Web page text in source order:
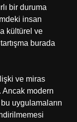
bir duruma
insan
kültürel ve
burada
ve miras
Ancak modern
uygulamaların